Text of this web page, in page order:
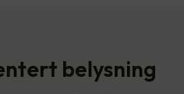
belysning